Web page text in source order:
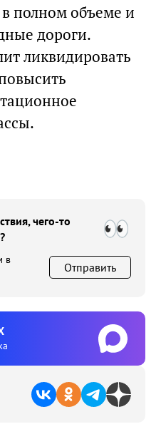
полном объеме и
дороги.
ликвидировать
чего-то
в
Отправить